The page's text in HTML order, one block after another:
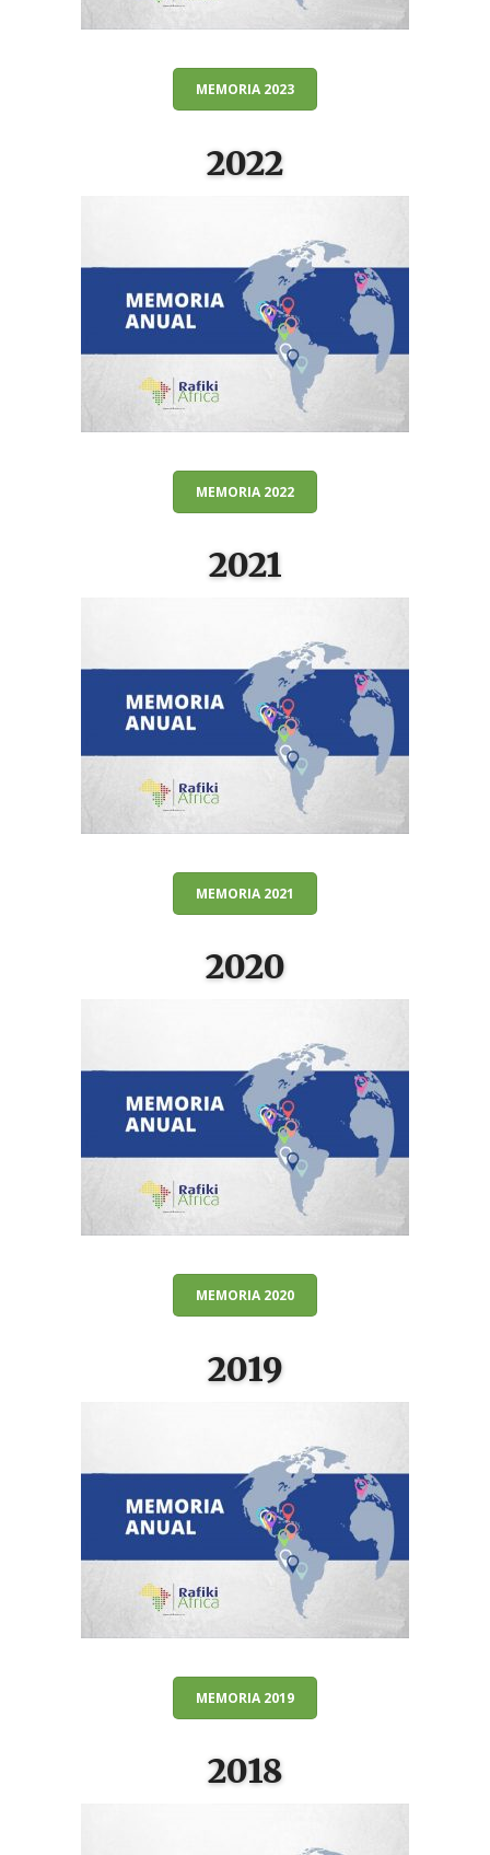
MEMORIA 2023
2022
MEMORIA 2022
2021
MEMORIA 2021
2020
MEMORIA 2020
2019
MEMORIA 2019
2018